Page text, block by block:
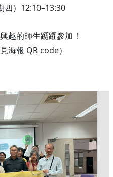
四）12:10–13:30
趣的師生踴躍參加！
海報 QR code）